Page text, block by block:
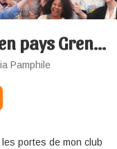
Yoga du rire en pays Grenadois et Chalosse Tursan
Pamphile
portes de mon club